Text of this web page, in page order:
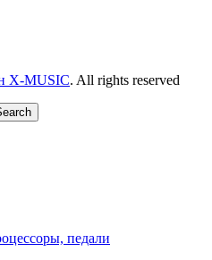
X-MUSIC. All rights reserved
педали